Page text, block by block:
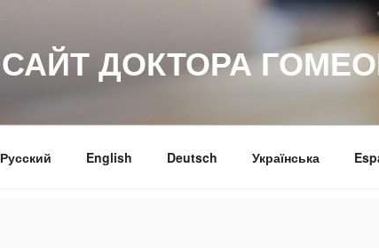
САЙТ ДОКТОРА
Русский English Deutsch Українська